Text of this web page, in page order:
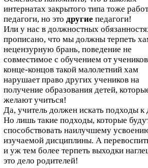
интернатах закрытого типа тоже
педагоги, но это другие педагоги!
Или у нас в должностных
прописано, что мы должны терпеть
нецензурную брань, поведение не
совместимое с обучением от
конце-концов такой малолетний хам
нарушает право других учеников на
получение образования детей,
желают учиться!
Да, учитель должен искать подходы к
Но лишь такие подходы, которые
способствовать наилучшему
изучаемой дисциплины. А
и уж тем более терпеть выходки
это дело родителей!